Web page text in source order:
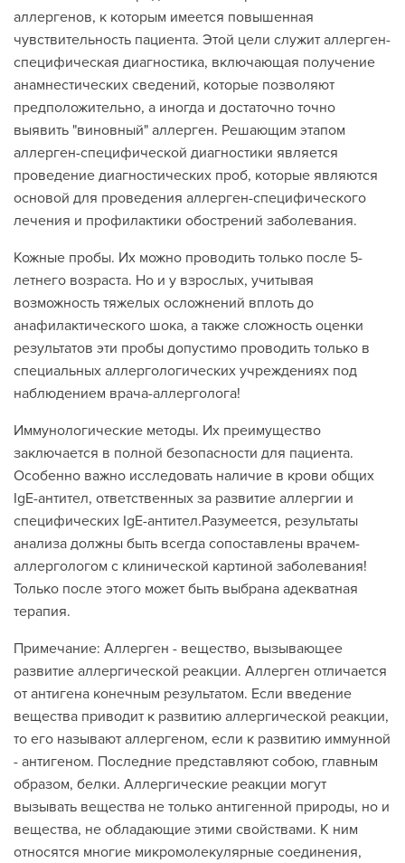
аллергенов, к которым имеется повышенная
чувствительность пациента. Этой цели служит аллерген-
специфическая диагностика, включающая получение
анамнестических сведений, которые позволяют
предположительно, а иногда и достаточно точно
выявить "виновный" аллерген. Решающим этапом
аллерген-специфической диагностики является
проведение диагностических проб, которые являются
основой для проведения аллерген-специфического
лечения и профилактики обострений заболевания.
Кожные пробы. Их можно проводить только после 5-
летнего возраста. Но и у взрослых, учитывая
возможность тяжелых осложнений вплоть до
анафилактического шока, а также сложность оценки
результатов эти пробы допустимо проводить только в
специальных аллергологических учреждениях под
наблюдением врача-аллерголога!
Иммунологические методы. Их преимущество
заключается в полной безопасности для пациента.
Особенно важно исследовать наличие в крови общих
IgE-антител, ответственных за развитие аллергии и
специфических IgE-антител.Разумеется, результаты
анализа должны быть всегда сопоставлены врачем-
аллергологом с клинической картиной заболевания!
Только после этого может быть выбрана адекватная
терапия.
Примечание: Аллерген - вещество, вызывающее
развитие аллергической реакции. Аллерген отличается
от антигена конечным результатом. Если введение
вещества приводит к развитию аллергической реакции,
то его называют аллергеном, если к развитию иммунной
- антигеном. Последние представляют собою, главным
образом, белки. Аллергические реакции могут
вызывать вещества не только антигенной природы, но и
вещества, не обладающие этими свойствами. К ним
относятся многие микромолекулярные соединения,